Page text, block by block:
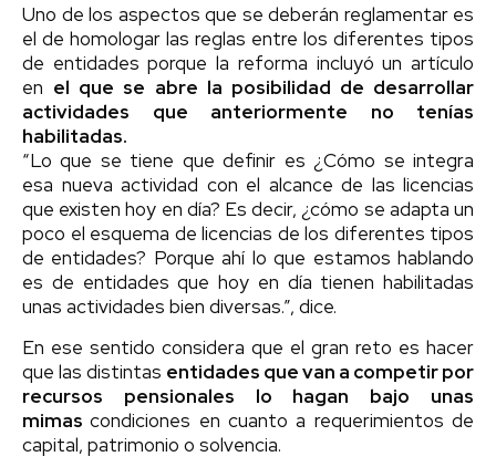
Uno de los aspectos que se deberán reglamentar es
el de homologar las reglas entre los diferentes tipos
de entidades porque la reforma incluyó un artículo
en el que se abre la posibilidad de desarrollar
actividades que anteriormente no tenías
habilitadas.
“Lo que se tiene que definir es ¿Cómo se integra
esa nueva actividad con el alcance de las licencias
que existen hoy en día? Es decir, ¿cómo se adapta un
poco el esquema de licencias de los diferentes tipos
de entidades? Porque ahí lo que estamos hablando
es de entidades que hoy en día tienen habilitadas
unas actividades bien diversas.”, dice.
En ese sentido considera que el gran reto es hacer
que las distintas entidades que van a competir por
recursos pensionales lo hagan bajo unas
mimascondiciones en cuanto a requerimientos de
capital, patrimonio o solvencia.